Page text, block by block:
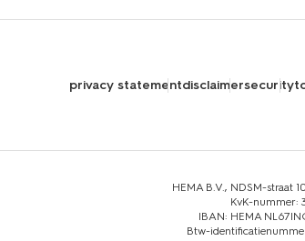
privacy statementdisclaimersecurity
HEMA B.V., NDSM-straat
KvK-nummer:
IBAN: HEMA
Btw-